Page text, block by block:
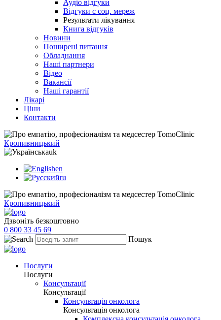
Аудіо відгуки
Відгуки с соц. мереж
Результати лікування
Книга відгуків
Новини
Поширені питання
Обладнання
Наші партнери
Відео
Вакансії
Наші гарантії
Лікарі
Ціни
Контакти
Кропивницький
uk
en
ru
Кропивницький
Дзвоніть безкоштовно
0 800 33 45 69
Пошук
Послуги
Послуги
Консультації
Консультації
Консультація онколога
Консультація онколога